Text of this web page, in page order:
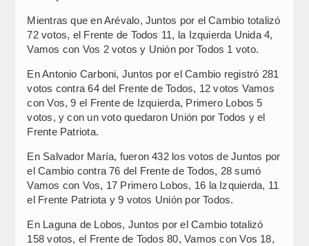
Mientras que en Arévalo, Juntos por el Cambio totalizó
72 votos, el Frente de Todos 11, la Izquierda Unida 4,
Vamos con Vos 2 votos y Unión por Todos 1 voto.
En Antonio Carboni, Juntos por el Cambio registró 281
votos contra 64 del Frente de Todos, 12 votos Vamos
con Vos, 9 el Frente de Izquierda, Primero Lobos 5
votos, y con un voto quedaron Unión por Todos y el
Frente Patriota.
En Salvador María, fueron 432 los votos de Juntos por
el Cambio contra 76 del Frente de Todos, 28 sumó
Vamos con Vos, 17 Primero Lobos, 16 la Izquierda, 11
el Frente Patriota y 9 votos Unión por Todos.
En Laguna de Lobos, Juntos por el Cambio totalizó
158 votos, el Frente de Todos 80, Vamos con Vos 18,